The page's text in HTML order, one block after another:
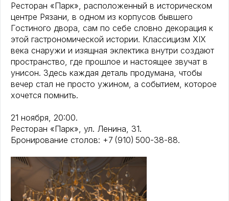
Ресторан «Парк», расположенный в историческом
центре Рязани, в одном из корпусов бывшего
Гостиного двора, сам по себе словно декорация к
этой гастрономической истории. Классицизм XIX
века снаружи и изящная эклектика внутри создают
пространство, где прошлое и настоящее звучат в
унисон. Здесь каждая деталь продумана, чтобы
вечер стал не просто ужином, а событием, которое
хочется помнить.
21 ноября, 20:00.
Ресторан «Парк», ул. Ленина, 31.
Бронирование столов: +7 (910) 500-38-88.